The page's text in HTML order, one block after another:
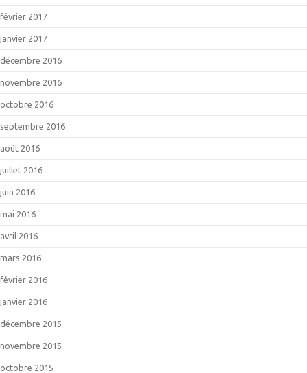
février 2017
janvier 2017
décembre 2016
novembre 2016
octobre 2016
septembre 2016
août 2016
juillet 2016
juin 2016
mai 2016
avril 2016
mars 2016
février 2016
janvier 2016
décembre 2015
novembre 2015
octobre 2015